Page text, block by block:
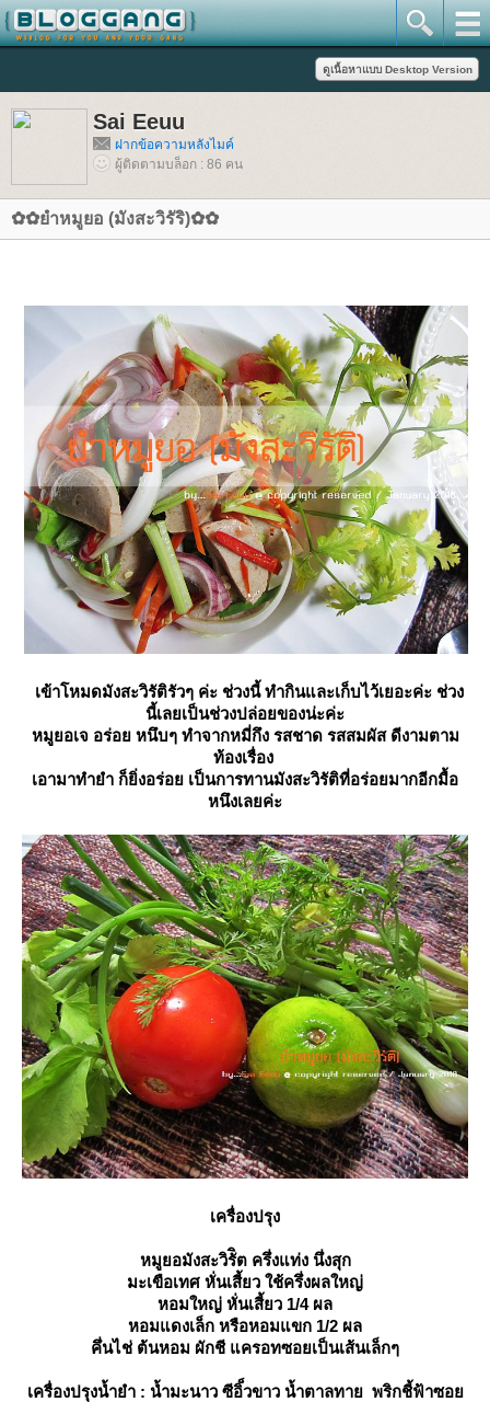
Sai Eeuu
ฝากข้อความหลังไมค์
ผู้ติดตามบล็อก : 86 คน
✿✿ยำหมูยอ (มังสะวิรัริ)✿✿
เข้าโหมดมังสะวิรัติรัวๆ ค่ะ ช่วงนี้ ทำกินและเก็บไว้เยอะค่ะ ช่วง
นี้เลยเป็นช่วงปล่อยของน่ะค่ะ
หมูยอเจ อร่อย หนึบๆ ทำจากหมี่กึง รสชาด รสสมผัส ดีงามตาม
ท้องเรื่อง
เอามาทำยำ ก็ยิ่งอร่อย เป็นการทานมังสะวิรัติที่อร่อยมากอีกมื้อ
หนึงเลยค่ะ
เครื่องปรุง
หมูยอมังสะวิรัิต ครึ่งแท่ง นึ่งสุก
มะเขือเทศ หั่นเสี้ยว ใช้ครึ่งผลใหญ่
หอมใหญ่ หั่นเสี้ยว 1/4 ผล
หอมแดงเล็ก หรือหอมแขก 1/2 ผล
คึ่นไช่ ต้นหอม ผักชี แครอทซอยเป็นเส้นเล็กๆ
เครื่องปรุงน้ำยำ : น้ำมะนาว ซีอิ็วขาว น้ำตาลทาย พริกชี้ฟ้าซอ